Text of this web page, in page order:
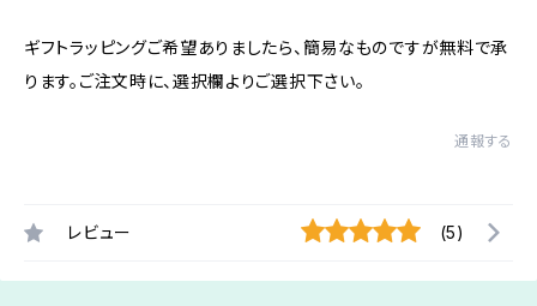
ギフトラッピングご希望ありましたら、簡易なものですが無料で承
ります。ご注文時に、選択欄よりご選択下さい。
通報する
レビュー (5)